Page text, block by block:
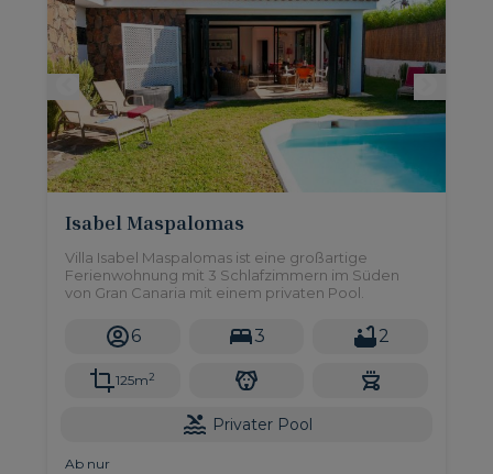
Isabel Maspalomas
Villa Isabel Maspalomas ist eine großartige
Ferienwohnung mit 3 Schlafzimmern im Süden
von Gran Canaria mit einem privaten Pool.
6 3 2
125m2
Privater Pool
Ab nur